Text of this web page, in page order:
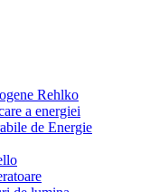
Rehlko
a energiei
de Energie